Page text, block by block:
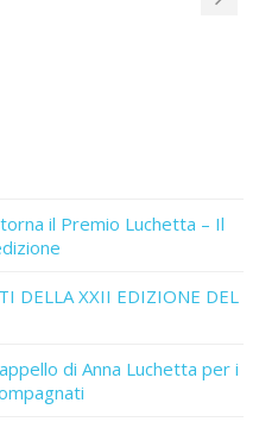
il Premio Luchetta – Il
DELLA XXII EDIZIONE DEL
di Anna Luchetta per i